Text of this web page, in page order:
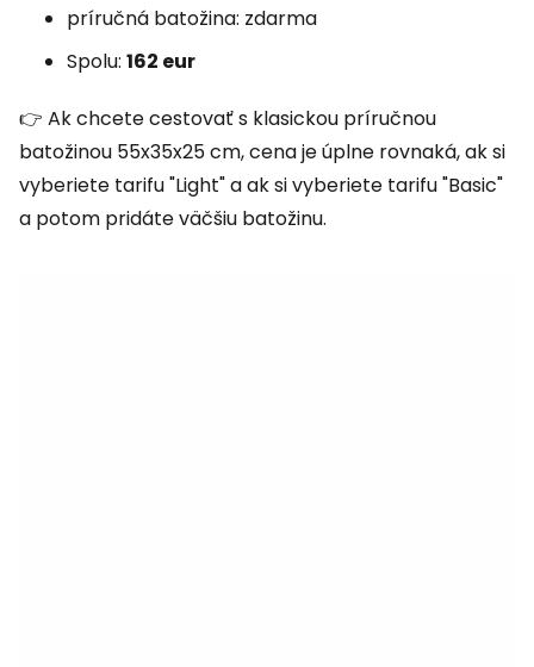
príručná batožina: zdarma
Spolu: 162 eur
👉 Ak chcete cestovať s klasickou príručnou
batožinou 55x35x25 cm, cena je úplne rovnaká, ak si
vyberiete tarifu "Light" a ak si vyberiete tarifu "Basic"
a potom pridáte väčšiu batožinu.